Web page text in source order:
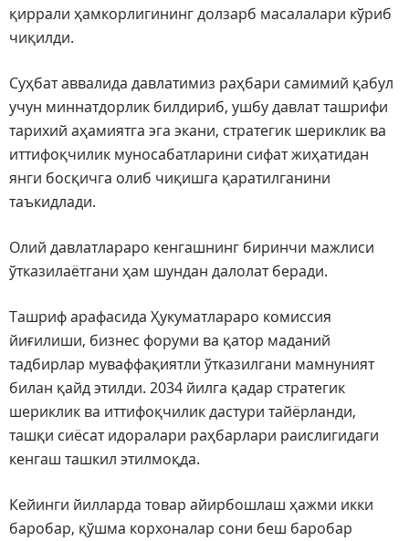
қиррали ҳамкорлигининг долзарб масалалари кўриб
чиқилди.
Суҳбат аввалида давлатимиз раҳбари самимий қабул
учун миннатдорлик билдириб, ушбу давлат ташрифи
тарихий аҳамиятга эга экани, стратегик шериклик ва
иттифоқчилик муносабатларини сифат жиҳатидан
янги босқичга олиб чиқишга қаратилганини
таъкидлади.
Олий давлатлараро кенгашнинг биринчи мажлиси
ўтказилаётгани ҳам шундан далолат беради.
Ташриф арафасида Ҳукуматлараро комиссия
йиғилиши, бизнес форуми ва қатор маданий
тадбирлар муваффақиятли ўтказилгани мамнуният
билан қайд этилди. 2034 йилга қадар стратегик
шериклик ва иттифоқчилик дастури тайёрланди,
ташқи сиёсат идоралари раҳбарлари раислигидаги
кенгаш ташкил этилмоқда.
Кейинги йилларда товар айирбошлаш ҳажми икки
баробар, қўшма корхоналар сони беш баробар